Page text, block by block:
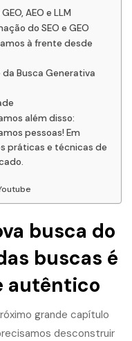
AEO e LLM
do SEO e GEO
à frente desde
da Busca Generativa
além disso:
pessoas! Em
práticas e técnicas de
busca do
buscas é
autêntico
grande capítulo
desconstruir